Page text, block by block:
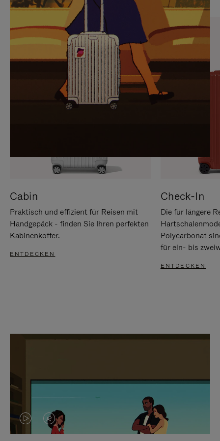
SIE,
UM
ANZUHALTEN
AUFHEBEN
DER
STUMMSCHALTUNG
Cabin
Praktisch und effizient für Reisen mit
Handgepäck - finden Sie Ihren perfekten
Kabinenkoffer.
ENTDECKEN
Check-In
Die für längere
Polycarbonat
für ein- bis
ENTDECKEN
DASVIDEO